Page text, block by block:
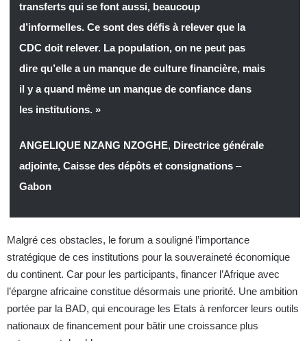
transferts qui se font aussi, beaucoup
d’informelles. Ce sont des défis à relever que la
CDC doit relever. La population, on ne peut pas
dire qu’elle a un manque de culture financière, mais
il y a quand même un manque de confiance dans
les institutions. »
ANGELIQUE NZANG NZOGHE, Directrice générale
adjointe, Caisse des dépôts et consignations–
Gabon
Malgré ces obstacles, le forum a souligné l’importance
stratégique de ces institutions pour la souveraineté économique
du continent. Car pour les participants, financer l’Afrique avec
l’épargne africaine constitue désormais une priorité. Une ambition
portée par la BAD, qui encourage les Etats à renforcer leurs outils
nationaux de financement pour bâtir une croissance plus